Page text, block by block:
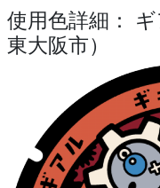
使用色詳細：
東大阪市）